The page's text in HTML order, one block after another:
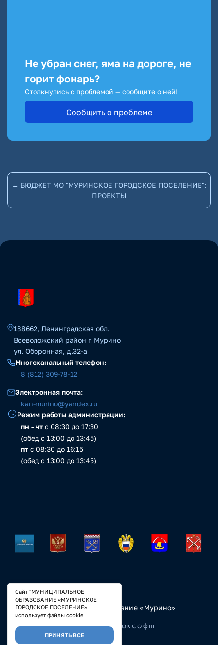
Не убран снег, яма на дороге, не
горит фонарь?
Столкнулись с проблемой — сообщите о ней!
Сообщить о проблеме
← БЮДЖЕТ МО "МУРИНСКОЕ ГОРОДСКОЕ ПОСЕЛЕНИЕ":
ПРОЕКТЫ
188662, Ленинградская обл.
Всеволожский район г. Мурино
ул. Оборонная, д.32-а
Многоканальный телефон:
8 (812) 309-78-12
Электронная почта:
kan-murino@yandex.ru
Режим работы администрации:
пн - чт с 08:30 до 17:30
(обед с 13:00 до 13:45)
пт с 08:30 до 16:15
(обед с 13:00 до 13:45)
© 2023 Муниципальное образование «Мурино»
Настройка COOKIE
Разработано
Сайт "МУНИЦИПАЛЬНОЕ
ОБРАЗОВАНИЕ «МУРИНСКОЕ
ГОРОДСКОЕ ПОСЕЛЕНИЕ»
использует файлы cookie
ПРИНЯТЬ ВСЕ